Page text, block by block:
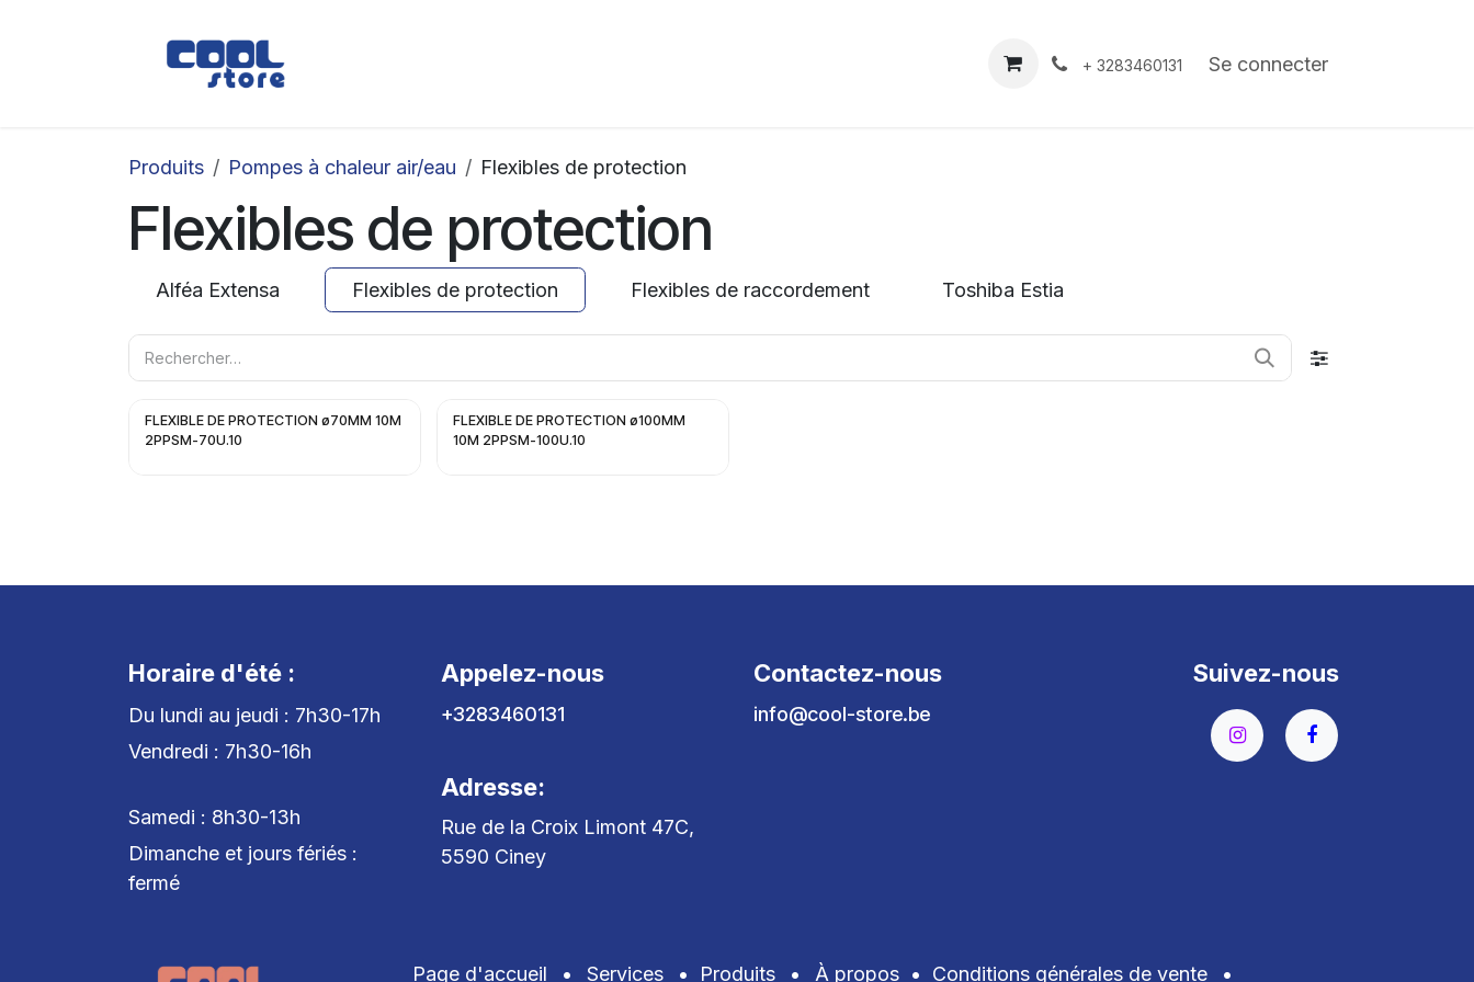
À propos Contact
+ 3283460131 Se connecter
Produits Pompes à chaleur air/eau Flexibles de protection
Flexibles de protection
Alféa Extensa Flexibles de protection Flexibles de raccordement Toshiba Estia
FLEXIBLE DE PROTECTION ø70MM 10M
2PPSM-70U.10
FLEXIBLE DE PROTECTION ø100MM
10M 2PPSM-100U.10
Horaire d'été :
Du lundi au jeudi : 7h30-17h
Vendredi : 7h30-16h
Samedi : 8h30-13h
Dimanche et jours fériés :
fermé
Appelez-nous
+3283460131
Adresse:
Rue de la Croix Limont 47C,
5590 Ciney
Contactez-nous
info@cool-store.be
Suivez-nous
Page d'accueil • Services • Produits • À propos • Conditions générales de vente •